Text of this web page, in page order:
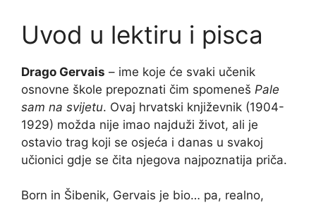
Uvod u lektiru i pisca
Drago Gervais – ime koje će svaki učenik
osnovne škole prepoznati čim spomeneš Pale
sam na svijetu. Ovaj hrvatski književnik (1904-
1929) možda nije imao najduži život, ali je
ostavio trag koji se osjeća i danas u svakoj
učionici gdje se čita njegova najpoznatija priča.
Born in Šibenik, Gervais je bio… pa, realno,